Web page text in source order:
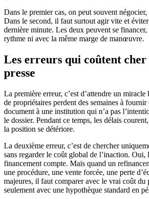
Dans le premier cas, on peut souvent
Dans le second, il faut surtout agir vite et
dernière minute. Les deux peuvent se financer,
rythme ni avec la même marge de manœuvre.
Les erreurs qui coûtent
presse
La première erreur, c’est d’attendre un
de propriétaires perdent des semaines à fournir
document à une institution qui n’a pas
le dossier. Pendant ce temps, les délais
la position se détériore.
La deuxième erreur, c’est de chercher
sans regarder le coût global de l’inaction. Oui,
financement compte. Mais quand un
une procédure, une vente forcée, une perte
majeures, il faut comparer avec le vrai coût du
seulement avec une hypothèque standard en